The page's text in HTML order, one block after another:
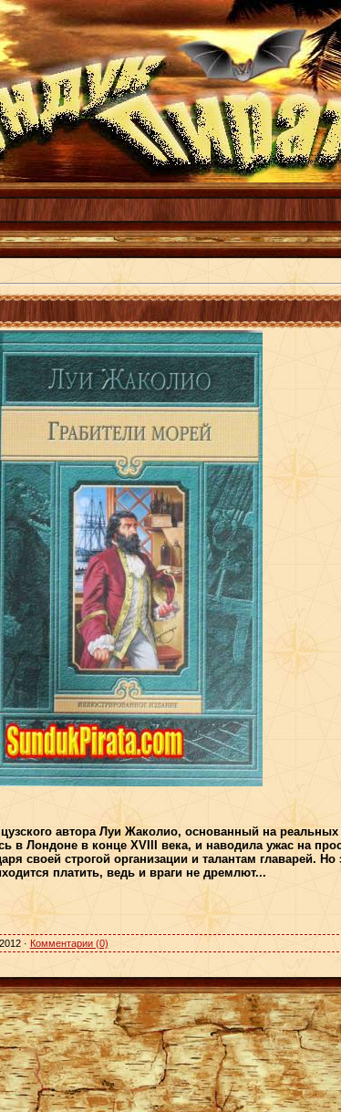
автора Луи Жаколио, основанный на реальных
в Лондоне в конце XVIII века, и наводила ужас на
своей строгой организации и талантам главарей.
платить, ведь и враги не дремлют...
· Комментарии (0)